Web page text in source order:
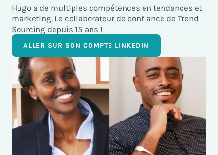
Hugo a de multiples compétences en tendances et
marketing. Le collaborateur de confiance de Trend
Sourcing depuis 15 ans !
ALLER SUR SON COMPTE LINKEDIN